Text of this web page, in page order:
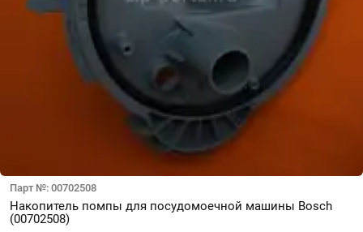
Парт №: 00702508
Накопитель помпы для посудомоечной машины Bosch
(00702508)